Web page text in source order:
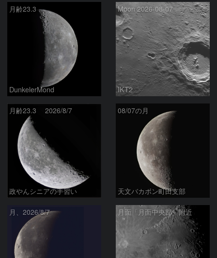
月齢23.3
DunkelerMond
Moon 2026-08-07
IKT2
月齢23.3 2026/8/7
政やんシニアの手習い
08/07の月
天文バカボン町田支部
月、2026/8/7 月面「月面中央部」附近